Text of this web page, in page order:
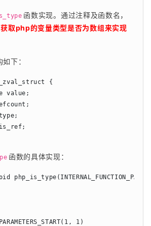
函数实现。通过注释及函数名，
取php的变量类型是否为数组来实现
下：
{
value;
函数的具体实现：
1)